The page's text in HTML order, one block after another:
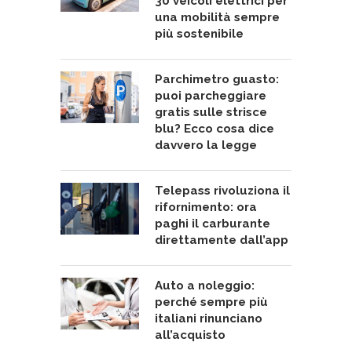
una mobilità sempre
più sostenibile
Parchimetro guasto:
puoi parcheggiare
gratis sulle strisce
blu? Ecco cosa dice
davvero la legge
Telepass rivoluziona il
rifornimento: ora
paghi il carburante
direttamente dall’app
Auto a noleggio:
perché sempre più
italiani rinunciano
all’acquisto